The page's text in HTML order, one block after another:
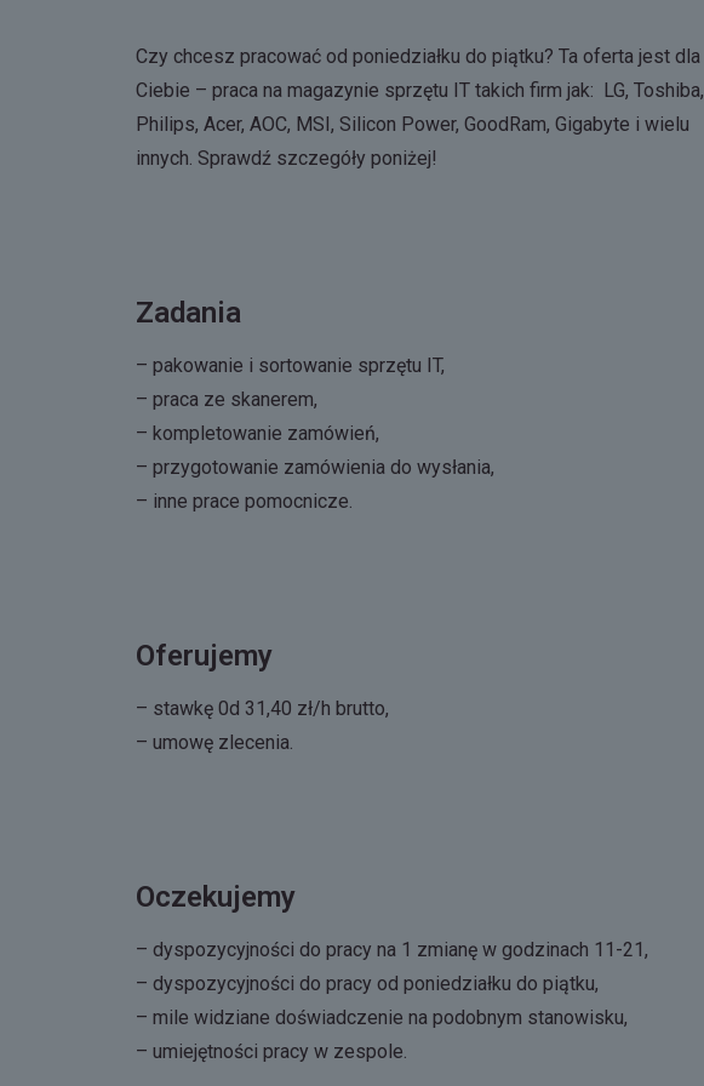
Czy chcesz pracować od poniedziałku do piątku? Ta oferta jest dla
Ciebie – praca na magazynie sprzętu IT takich firm jak: LG, Toshiba,
Philips, Acer, AOC, MSI, Silicon Power, GoodRam, Gigabyte i wielu
innych. Sprawdź szczegóły poniżej!
Zadania
– pakowanie i sortowanie sprzętu IT,
– praca ze skanerem,
– kompletowanie zamówień,
– przygotowanie zamówienia do wysłania,
– inne prace pomocnicze.
Oferujemy
– stawkę 0d 31,40 zł/h brutto,
– umowę zlecenia.
Oczekujemy
– dyspozycyjności do pracy na 1 zmianę w godzinach 11-21,
– dyspozycyjności do pracy od poniedziałku do piątku,
– mile widziane doświadczenie na podobnym stanowisku,
– umiejętności pracy w zespole.